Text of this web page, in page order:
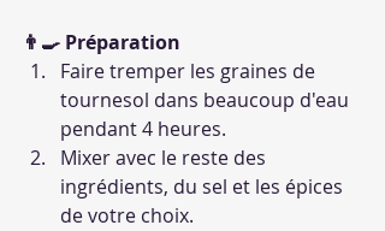
👨‍🍳 Préparation
Faire tremper les graines de
tournesol dans beaucoup d'eau
pendant 4 heures.
Mixer avec le reste des
ingrédients, du sel et les épices
de votre choix.